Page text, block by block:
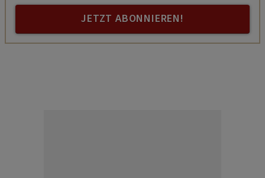
JETZT ABONNIEREN!